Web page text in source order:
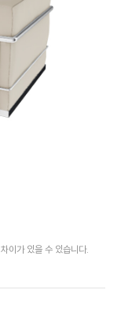
이가 있을 수 있습니다.